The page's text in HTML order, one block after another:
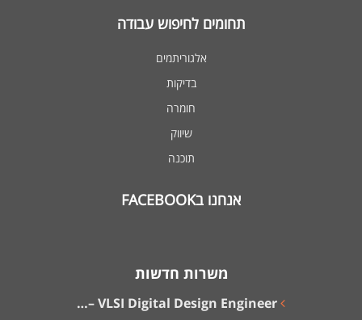
תחומים לחיפוש עבודה
אלגוריתמים
בדיקות
חומרה
שיווק
תוכנה
אנחנו בFACEBOOK
משרות חדשות
VLSI Digital Design Engineer –…